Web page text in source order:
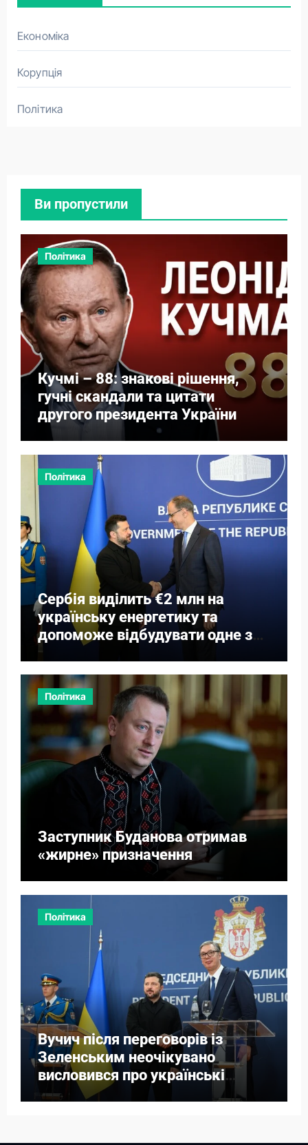
Економіка
Корупція
Політика
Ви пропустили
Політика
Кучмі – 88: знакові рішення,
гучні скандали та цитати
другого президента України
Політика
Сербія виділить €2 млн на
українську енергетику та
допоможе відбудувати одне з
міст
Політика
Заступник Буданова отримав
«жирне» призначення
Політика
Вучич після переговорів із
Зеленським неочікувано
висловився про українські
території